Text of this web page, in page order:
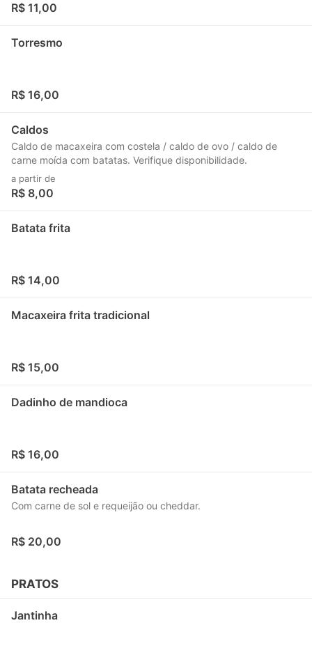
R$ 11,00
Torresmo
R$ 16,00
Caldos
Caldo de macaxeira com costela / caldo de ovo / caldo de
carne moída com batatas. Verifique disponibilidade.
a partir de
R$ 8,00
Batata frita
R$ 14,00
Macaxeira frita tradicional
R$ 15,00
Dadinho de mandioca
R$ 16,00
Batata recheada
Com carne de sol e requeijão ou cheddar.
R$ 20,00
PRATOS
Jantinha